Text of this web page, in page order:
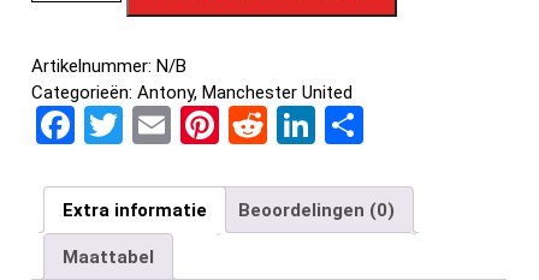
Artikelnummer:N/B
Categorieën:Antony,Manchester United
F
ce
b
T
tt
er
E
ail
Pi
er
es
R
d
di
Li
ke
dI
e
n
Extra informatie Beoordelingen (0)
Maattabel